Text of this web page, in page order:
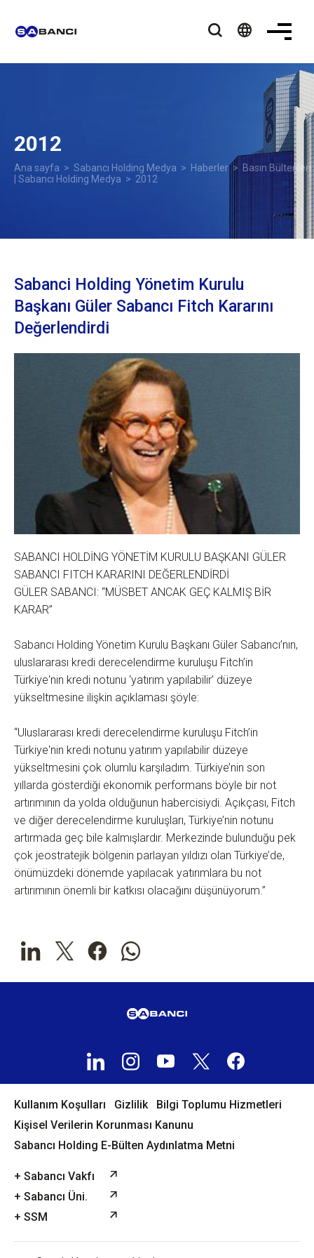
language
2012
Ana sayfa > Sabancı Holding Medya > Haberler> Basın Bültenleri
| Sabancı Holding Medya > 2012
Sabanci Holding Yönetim Kurulu
Başkanı Güler Sabancı Fitch Kararını
Değerlendirdi
SABANCI HOLDİNG YÖNETİM KURULU BAŞKANI GÜLER
SABANCI FITCH KARARINI DEĞERLENDİRDİ
GÜLER SABANCI: “MÜSBET ANCAK GEÇ KALMIŞ BİR
KARAR”
Sabancı Holding Yönetim Kurulu Başkanı Güler Sabancı’nın,
uluslararası kredi derecelendirme kuruluşu Fitch’in
Türkiye'nin kredi notunu ‘yatırım yapılabilir’ düzeye
yükseltmesine ilişkin açıklaması şöyle:
“Uluslararası kredi derecelendirme kuruluşu Fitch’in
Türkiye'nin kredi notunu yatırım yapılabilir düzeye
yükseltmesini çok olumlu karşıladım. Türkiye’nin son
yıllarda gösterdiği ekonomik performans böyle bir not
artırımının da yolda olduğunun habercisiydi. Açıkçası, Fitch
ve diğer derecelendirme kuruluşları, Türkiye’nin notunu
artırmada geç bile kalmışlardır. Merkezinde bulunduğu pek
çok jeostratejik bölgenin parlayan yıldızı olan Türkiye’de,
önümüzdeki dönemde yapılacak yatırımlara bu not
artırımının önemli bir katkısı olacağını düşünüyorum.”
Kullanım Koşulları Gizlilik
Bilgi Toplumu Hizmetleri
Kişisel Verilerin Korunması Kanunu
Sabancı Holding E-Bülten Aydınlatma Metni
+ Sabancı Vakfı
+ Sabancı Üni.
+ SSM